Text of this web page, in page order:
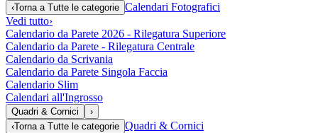
‹Torna a Tutte le categorie Calendari Fotografici
Vedi tutto›
Calendario da Parete 2026 - Rilegatura Superiore
Calendario da Parete - Rilegatura Centrale
Calendario da Scrivania
Calendario da Parete Singola Faccia
Calendario Slim
Calendari all'Ingrosso
Quadri & Cornici
›
‹Torna a Tutte le categorie Quadri & Cornici